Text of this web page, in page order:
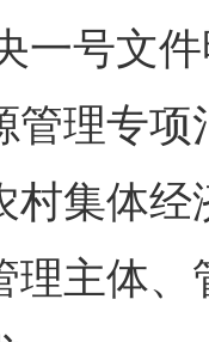
号文件
管理专项
村集体
理主体